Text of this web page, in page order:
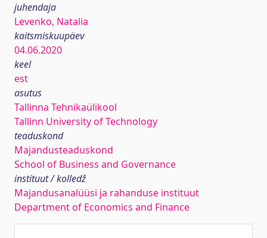
juhendaja
Levenko, Natalia
kaitsmiskuupäev
04.06.2020
keel
est
asutus
Tallinna Tehnikaülikool
Tallinn University of Technology
teaduskond
Majandusteaduskond
School of Business and Governance
instituut / kolledž
Majandusanalüüsi ja rahanduse instituut
Department of Economics and Finance